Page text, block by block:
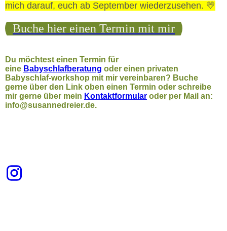
mich darauf, euch ab September wiederzusehen. 💛
Buche hier einen Termin mit mir
Du möchtest einen Termin für
eine Babyschlafberatung oder einen privaten
Babyschlaf-workshop mit mir vereinbaren? Buche
gerne über den Link oben einen Termin oder schreibe
mir gerne über mein Kontaktformular oder per Mail an:
info@susannedreier.de.